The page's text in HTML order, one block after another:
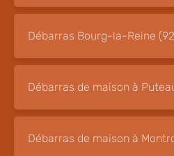
Débarras Bourg-la-Reine
Débarras de maison à
Débarras de maison à